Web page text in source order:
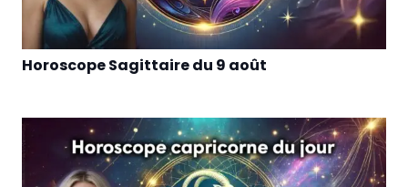
Horoscope Sagittaire du 9 août